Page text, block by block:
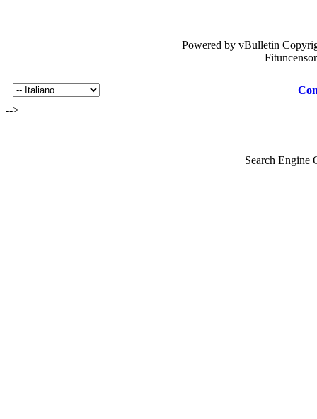
Powered by vBulletin
-->
Search Engine